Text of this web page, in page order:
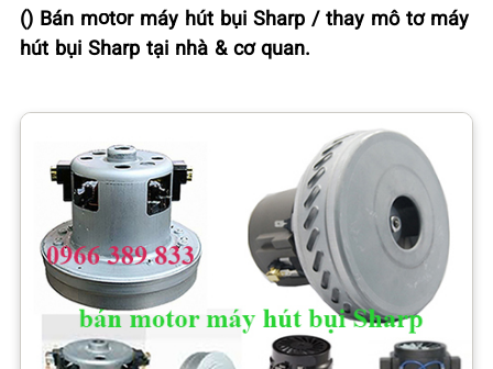
() Bán motor máy hút bụi Sharp / thay mô tơ máy
hút bụi Sharp tại nhà & cơ quan.